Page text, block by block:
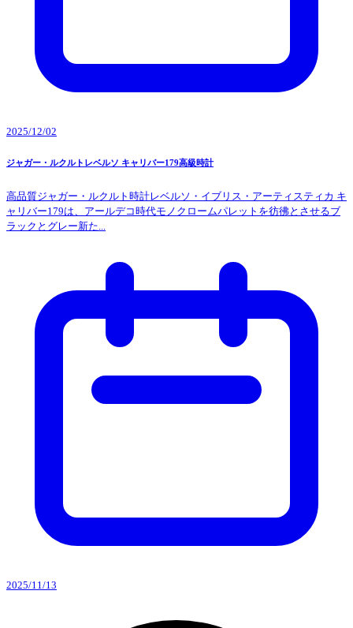
2025/12/02
ジャガー・ルクルトレベルソ キャリバー179高級時計
高品質ジャガー・ルクルト時計レベルソ・イブリス・アーティスティカ キ
ャリバー179は、アールデコ時代モノクロームパレットを彷彿とさせるブ
ラックとグレー新た...
2025/11/13